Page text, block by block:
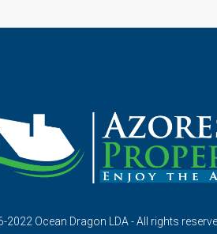
2022 Ocean Dragon LDA - All rights